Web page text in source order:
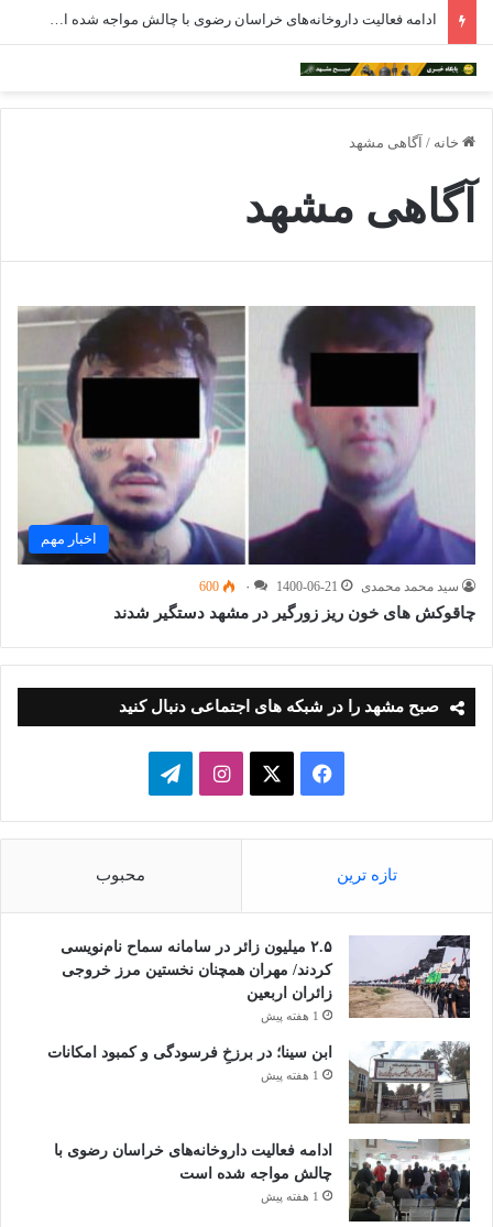
ادامه فعالیت داروخانه‌های خراسان رضوی با چالش مواجه شده است
خانه / آگاهی مشهد
آگاهی مشهد
اخبار مهم
سید محمد محمدی 1400-06-21 ۰ 600
چاقوکش های خون ریز زورگیر در مشهد دستگیر شدند
صبح مشهد را در شبکه های اجتماعی دنبال کنید
فیسبوک ایکساینستاگرامتلگرام
تازه ترین محبوب
۲.۵ میلیون زائر در سامانه سماح نام‌نویسی
کردند/ مهران همچنان نخستین مرز خروجی
زائران اربعین
1 هفته پیش
ابن سینا؛ در برزخِ فرسودگی و کمبود امکانات
1 هفته پیش
ادامه فعالیت داروخانه‌های خراسان رضوی با
چالش مواجه شده است
1 هفته پیش